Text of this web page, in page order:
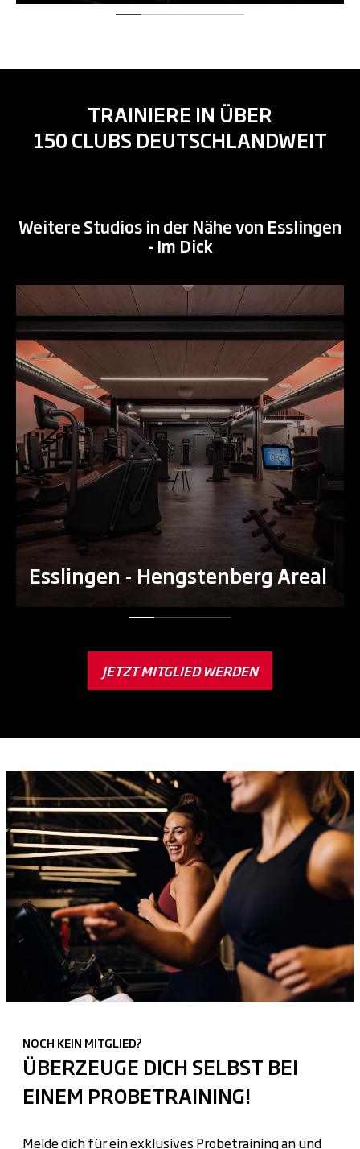
TRAINIERE IN ÜBER
150 CLUBS DEUTSCHLANDWEIT
Weitere Studios in der Nähe von Esslingen
- Im Dick
Esslingen - Hengstenberg Areal
JETZT MITGLIED WERDEN
NOCH KEIN MITGLIED?
ÜBERZEUGE DICH SELBST BEI
EINEM PROBETRAINING!
Melde dich für ein exklusives Probetraining an und